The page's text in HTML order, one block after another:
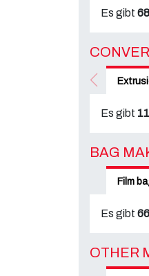
Es gibt 68
Es gibt 11
BAG
Film
Es gibt 66
OTHER